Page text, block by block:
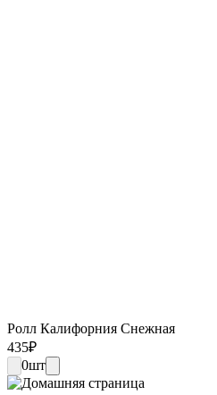
Ролл Калифорния Снежная
435₽
0шт